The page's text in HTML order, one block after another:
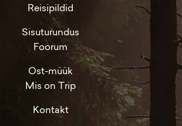
Reisipildid
Sisuturundus
Foorum
Ost-müük
Mis on Trip
Kontakt